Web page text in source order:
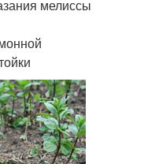
мелиссы